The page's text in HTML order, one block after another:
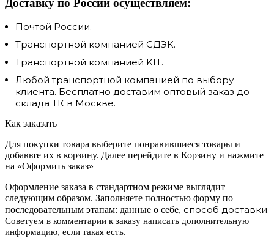
Почтой России.
Транспортной компанией СДЭК.
Транспортной компанией KIT.
Любой транспортной компанией по выбору
клиента. Бесплатно доставим оптовый заказ до
склада ТК в Москве.
Как заказать
Для покупки товара выберите понравившиеся товары и
добавьте их в корзину. Далее перейдите в Корзину и нажмите
на «Оформить заказ»
Оформление заказа в стандартном режиме выглядит
следующим образом. Заполняете полностью форму по
последовательным этапам: данные о себе, способ доставки.
Советуем в комментарии к заказу написать дополнительную
информацию, если такая есть.